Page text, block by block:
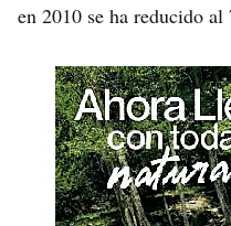
en 2010 se ha reducido